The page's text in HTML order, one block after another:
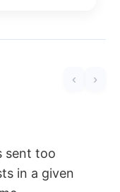
‹ ›
sent too
in a given